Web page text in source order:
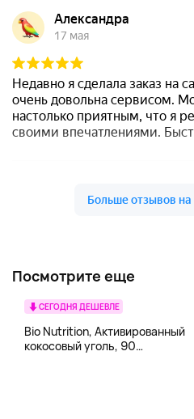
Посмотрите еще
СЕГОДНЯ ДЕШЕВЛЕ
Bio Nutrition, Активированный
кокосовый уголь, 90